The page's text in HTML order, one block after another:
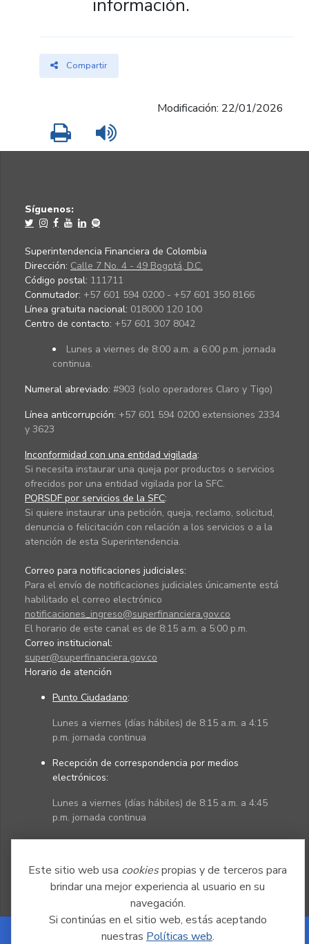
Este sitio web usa cookiespropias y de terceros para
brindar una mejor experiencia al usuario en su
navegación.
Si continúas en el sitio web, estás aceptando
nuestras Políticas web.
información.
Compartir
Modificación: 22/01/2026
Imprimir
Síguenos:
Superintendencia Financiera de Colombia
Dirección: Calle 7 No. 4 - 49 Bogotá, D.C.
Código postal: 111711
Conmutador: +57 601 594 0200 - +57 601 350 8166
Línea gratuita nacional: 018000 120 100
Centro de contacto: +57 601 307 8042
Lunes a viernes de 8:00 a.m. a 6:00 p.m. jornada
continua.
Numeral abreviado: #903 (solo operadores Claro y Tigo)
Línea anticorrupción: +57 601 594 0200 extensiones 2334
y 3623
Inconformidad con una entidad vigilada:
Si necesita instaurar una queja por productos o servicios
ofrecidos por una entidad vigilada por la SFC.
PQRSDF por servicios de la SFC:
Si quiere instaurar una petición, queja, reclamo, solicitud,
denuncia o felicitación con relación a los servicios o a la
atención de esta Superintendencia.
Correo para notificaciones judiciales:
Para el envío de notificaciones judiciales únicamente está
habilitado el correo electrónico
notificaciones_ingreso@superfinanciera.gov.co
El horario de este canal es de 8:15 a.m. a 5:00 p.m.
Correo institucional:
super@superfinanciera.gov.co
Horario de atención
Punto Ciudadano:
Lunes a viernes (días hábiles) de 8:15 a.m. a 4:15
p.m. jornada continua
Recepción de correspondencia por medios
electrónicos:
Lunes a viernes (días hábiles) de 8:15 a.m. a 4:45
p.m. jornada continua